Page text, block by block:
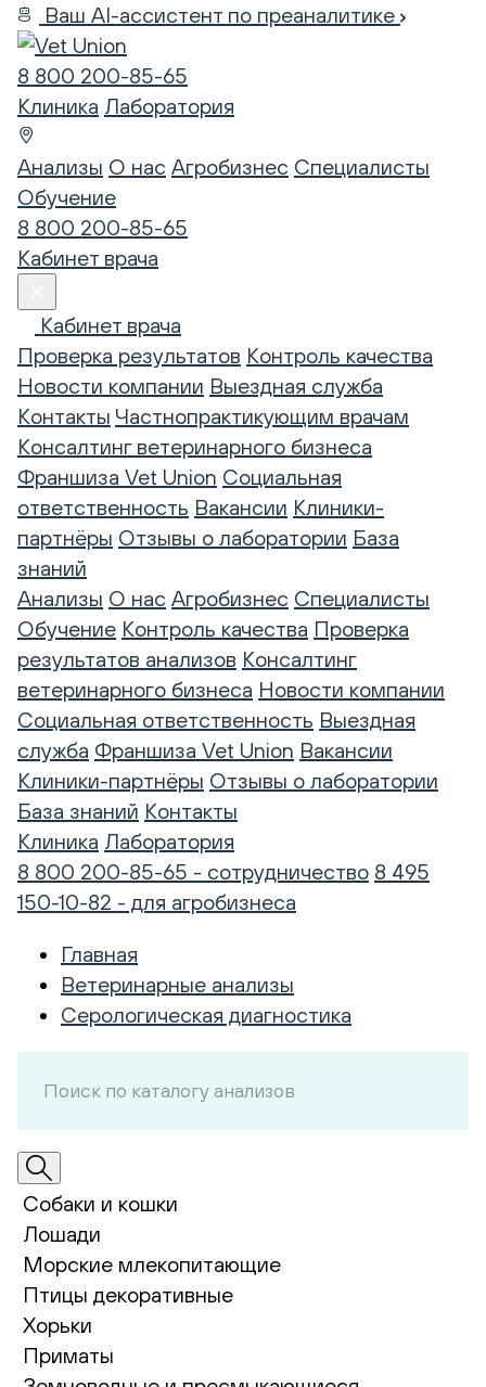
Ваш AI-ассистент по преаналитике
8 800 200-85-65
Клиника Лаборатория
Анализы О нас Агробизнес Специалисты
Обучение
8 800 200-85-65
Кабинет врача
Кабинет врача
Проверка результатов Контроль качества
Новости компании Выездная служба
Контакты Частнопрактикующим врачам
Консалтинг ветеринарного бизнеса
Франшиза Vet Union Социальная
ответственность Вакансии Клиники-
партнёры Отзывы о лаборатории База
знаний
Анализы О нас Агробизнес Специалисты
Обучение Контроль качества Проверка
результатов анализов Консалтинг
ветеринарного бизнеса Новости компании
Социальная ответственность Выездная
служба Франшиза Vet Union Вакансии
Клиники-партнёры Отзывы о лаборатории
База знаний Контакты
Клиника Лаборатория
8 800 200-85-65 - сотрудничество 8 495
150-10-82 - для агробизнеса
Главная
Ветеринарные анализы
Серологическая диагностика
Собаки и кошки
Лошади
Морские млекопитающие
Птицы декоративные
Хорьки
Приматы